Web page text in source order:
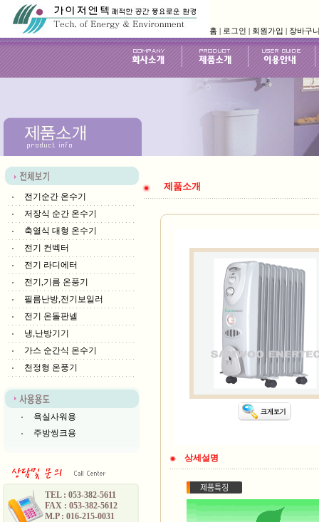
홈 | 로그인 | 회원가입 | 장바구
전기순간 온수기
저장식 순간 온수기
축열식 대형 온수기
전기 컨벡터
전기 라디에터
전기,기름 온풍기
필름난방,전기보일러
전기 온돌판넬
냉,난방기기
가스 순간식 온수기
천정형 온풍기
욕실사워용
주방씽크용
TEL : 053-382-5611
FAX : 053-382-5612
M.P : 016-215-0031
제품소개
상세설명